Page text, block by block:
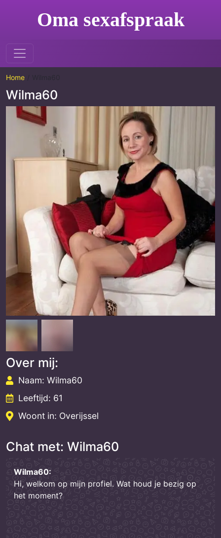
Oma sexafspraak
Home
Wilma60
Over mij:
Naam: Wilma60
Leeftijd: 61
Woont in: Overijssel
Chat met: Wilma60
Wilma60:
Hi, welkom op mijn profiel. Wat houd je bezig op
het moment?